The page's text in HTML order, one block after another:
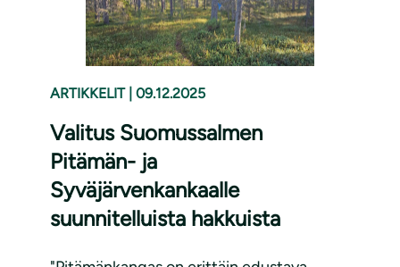
ARTIKKELIT 09.12.2025
Valitus Suomussalmen
Pitämän- ja
Syväjärvenkankaalle
suunnitelluista hakkuista